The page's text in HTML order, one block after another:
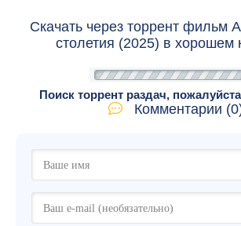
Скачать через торрент фильм
столетия (2025) в хорошем
Поиск торрент раздач,
Комментарии